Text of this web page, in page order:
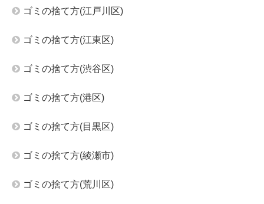
ゴミの捨て方(江戸川区)
ゴミの捨て方(江東区)
ゴミの捨て方(渋谷区)
ゴミの捨て方(港区)
ゴミの捨て方(目黒区)
ゴミの捨て方(綾瀬市)
ゴミの捨て方(荒川区)